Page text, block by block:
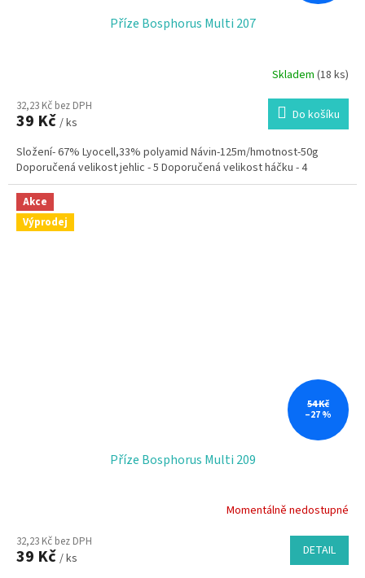
Příze Bosphorus Multi 207
Skladem (18 ks)
32,23 Kč bez DPH
39 Kč / ks Do košíku
Složení- 67% Lyocell,33% polyamid Návin-125m/hmotnost-50g
Doporučená velikost jehlic - 5 Doporučená velikost háčku - 4
Akce
Výprodej
54 Kč
–27 %
Příze Bosphorus Multi 209
Momentálně nedostupné
32,23 Kč bez DPH
39 Kč / ks DETAIL